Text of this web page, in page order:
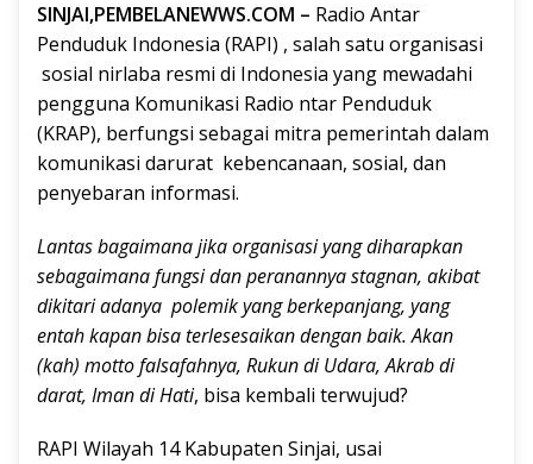
SINJAI,PEMBELANEWWS.COM – Radio Antar
Penduduk Indonesia (RAPI) , salah satu organisasi
sosial nirlaba resmi di Indonesia yang mewadahi
pengguna Komunikasi Radio ntar Penduduk
(KRAP), berfungsi sebagai mitra pemerintah dalam
komunikasi darurat kebencanaan, sosial, dan
penyebaran informasi.
Lantas bagaimana jika organisasi yang diharapkan
sebagaimana fungsi dan peranannya stagnan, akibat
dikitari adanya polemik yang berkepanjang, yang
entah kapan bisa terlesesaikan dengan baik. Akan
(kah) motto falsafahnya, Rukun di Udara, Akrab di
darat, Iman di Hati, bisa kembali terwujud?
RAPI Wilayah 14 Kabupaten Sinjai, usai